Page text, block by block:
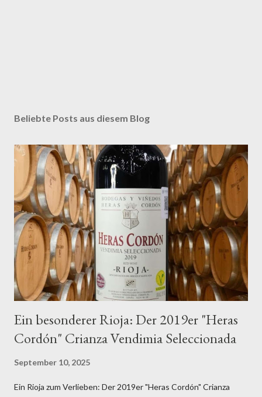
Beliebte Posts aus diesem Blog
Ein besonderer Rioja: Der 2019er "Heras
Cordón" Crianza Vendimia Seleccionada
September 10, 2025
Ein Rioja zum Verlieben: Der 2019er "Heras Cordón" Crianza